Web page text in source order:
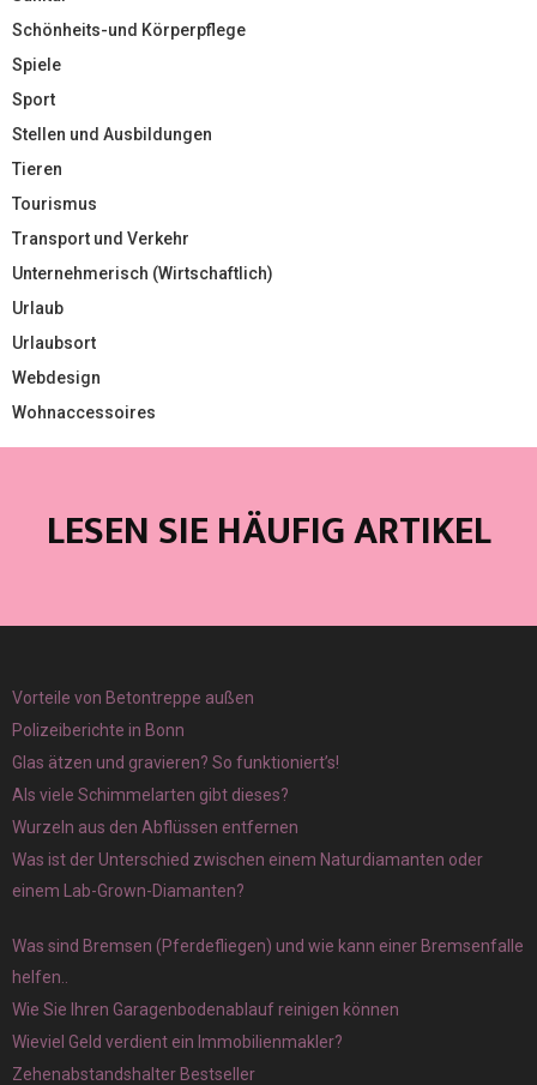
Schönheits-und Körperpflege
Spiele
Sport
Stellen und Ausbildungen
Tieren
Tourismus
Transport und Verkehr
Unternehmerisch (Wirtschaftlich)
Urlaub
Urlaubsort
Webdesign
Wohnaccessoires
LESEN SIE HÄUFIG ARTIKEL
Vorteile von Betontreppe außen
Polizeiberichte in Bonn
Glas ätzen und gravieren? So funktioniert’s!
Als viele Schimmelarten gibt dieses?
Wurzeln aus den Abflüssen entfernen
Was ist der Unterschied zwischen einem Naturdiamanten oder
einem Lab-Grown-Diamanten?
Was sind Bremsen (Pferdefliegen) und wie kann einer Bremsenfalle
helfen..
Wie Sie Ihren Garagenbodenablauf reinigen können
Wieviel Geld verdient ein Immobilienmakler?
Zehenabstandshalter Bestseller